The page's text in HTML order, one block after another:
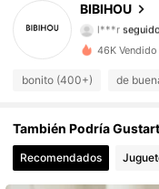
BIBIHOU
l***rseguido
4.94
4.1K
4.94 4.1K
46K
bonito (400+) de
También Podría
Recomendados